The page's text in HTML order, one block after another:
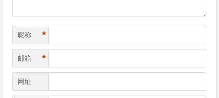
昵称 *
邮箱 *
网址